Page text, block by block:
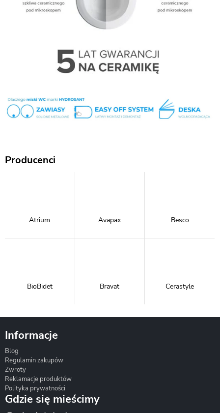
Producenci
Atrium Avapax Besco
BioBidet Bravat Cerastyle
Informacje
Blog
Regulamin zakupów
Zwroty
Reklamacje produktów
Polityka prywatności
Gdzie się mieścimy